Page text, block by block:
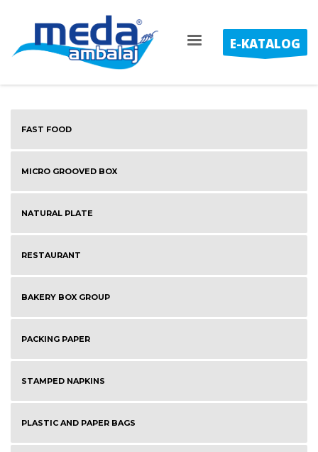
E-KATALOG
FAST FOOD
MICRO GROOVED BOX
NATURAL PLATE
RESTAURANT
BAKERY BOX GROUP
PACKING PAPER
STAMPED NAPKINS
PLASTIC AND PAPER BAGS